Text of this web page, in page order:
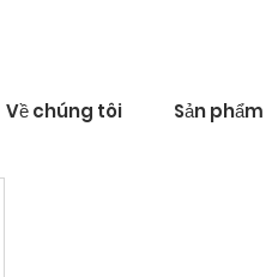
Về chúng tôi Sản phẩm